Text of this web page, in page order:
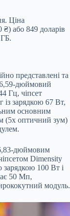
Ціна
₴) або 849 доларів
представлені та
дюймовий
Гц, чіпсет
зарядкою 67 Вт,
основним
(5x оптичний зум)
дюймовим
Dimensity
100 Вт і
50 Мп,
модуль.